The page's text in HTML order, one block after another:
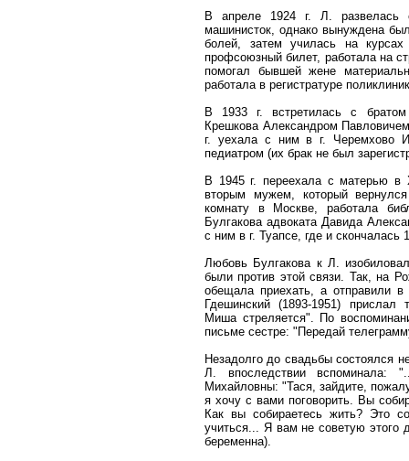
В апреле 1924 г. Л. развелась
машинисток, однако вынуждена
болей, затем училась на
профсоюзный билет, работала на
помогал бывшей жене
работала в регистратуре
В 1933 г. встретилась с
Крешкова Александром
г. уехала с ним в г. Черемхово
педиатром (их брак не был
В 1945 г. переехала с матерью в
вторым мужем, который
комнату в Москве, работала
Булгакова адвоката Давида
с ним в г. Туапсе, где и скончалась
Любовь Булгакова к Л.
были против этой связи. Так, на
обещала приехать, а отправили
Гдешинский (1893-1951) прислал
Миша стреляется". По
письме сестре: "Передай
Незадолго до свадьбы состоялся
Л. впоследствии вспоминала:
Михайловны: "Тася, зайдите,
я хочу с вами поговорить. Вы
Как вы собираетесь жить? Это
учиться... Я вам не советую
беременна).